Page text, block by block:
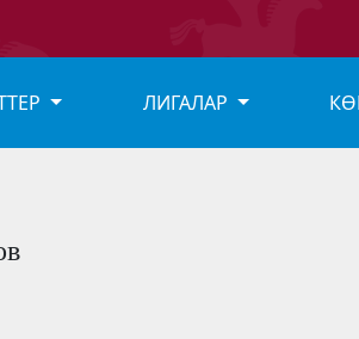
ЛИГАЛАР